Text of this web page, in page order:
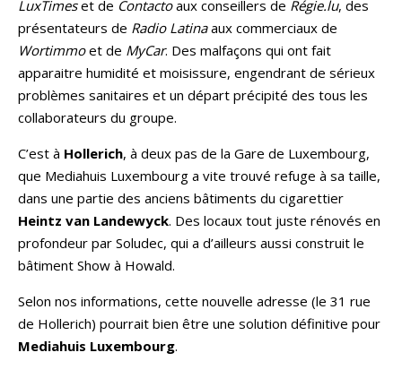
LuxTimeset de Contactoaux conseillers de Régie.lu, des
présentateurs de Radio Latinaaux commerciaux de
Wortimmoet de MyCar. Des malfaçons qui ont fait
apparaitre humidité et moisissure, engendrant de sérieux
problèmes sanitaires et un départ précipité des tous les
collaborateurs du groupe.
C’est à Hollerich, à deux pas de la Gare de Luxembourg,
que Mediahuis Luxembourg a vite trouvé refuge à sa taille,
dans une partie des anciens bâtiments du cigarettier
Heintz van Landewyck. Des locaux tout juste rénovés en
profondeur par Soludec, qui a d’ailleurs aussi construit le
bâtiment Show à Howald.
Selon nos informations, cette nouvelle adresse (le 31 rue
de Hollerich) pourrait bien être une solution définitive pour
Mediahuis Luxembourg.